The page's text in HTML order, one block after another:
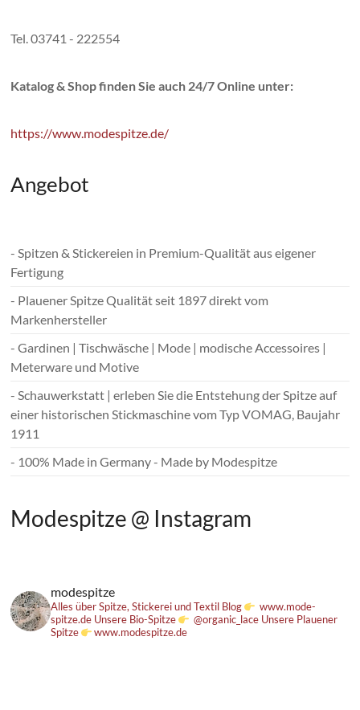
Tel. 03741 - 222554
Katalog & Shop finden Sie auch 24/7 Online unter:
https://www.modespitze.de/
Angebot
- Spitzen & Stickereien in Premium-Qualität aus eigener
Fertigung
- Plauener Spitze Qualität seit 1897 direkt vom
Markenhersteller
- Gardinen | Tischwäsche | Mode | modische Accessoires |
Meterware und Motive
- Schauwerkstatt | erleben Sie die Entstehung der Spitze auf
einer historischen Stickmaschine vom Typ VOMAG, Baujahr
1911
- 100% Made in Germany - Made by Modespitze
Modespitze @ Instagram
modespitze
Alles über Spitze, Stickerei und Textil Blog
www.mode-
spitze.de Unsere Bio-Spitze @organic_lace Unsere Plauener
Spitze
www.modespitze.de